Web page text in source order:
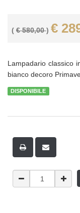
( € 580,00) €
Lampadario classico
bianco decoro
DISPONIBILE